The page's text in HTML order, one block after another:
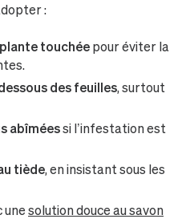
:
touchée pour éviter la
des feuilles, surtout
abîméessi l’infestation est
tiède, en insistant sous les
une solution douce au savon